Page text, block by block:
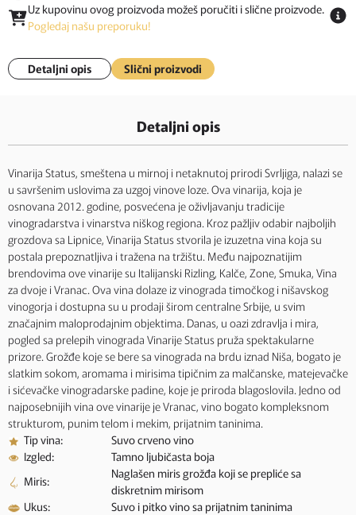
Uz kupovinu ovog proizvoda možeš poručiti i slične proizvode.
Pogledaj našu preporuku!
Detaljni opis Slični proizvodi
Detaljni opis
Vinarija Status, smeštena u mirnoj i netaknutoj prirodi Svrljiga, nalazi se
u savršenim uslovima za uzgoj vinove loze. Ova vinarija, koja je
osnovana 2012. godine, posvećena je oživljavanju tradicije
vinogradarstva i vinarstva niškog regiona. Kroz pažljiv odabir najboljih
grozdova sa Lipnice, Vinarija Status stvorila je izuzetna vina koja su
postala prepoznatljiva i tražena na tržištu. Među najpoznatijim
brendovima ove vinarije su Italijanski Rizling, Kalče, Zone, Smuka, Vina
za dvoje i Vranac. Ova vina dolaze iz vinograda timočkog i nišavskog
vinogorja i dostupna su u prodaji širom centralne Srbije, u svim
značajnim maloprodajnim objektima. Danas, u oazi zdravlja i mira,
pogled sa prelepih vinograda Vinarije Status pruža spektakularne
prizore. Grožđe koje se bere sa vinograda na brdu iznad Niša, bogato je
slatkim sokom, aromama i mirisima tipičnim za malčanske, matejevačke
i sićevačke vinogradarske padine, koje je priroda blagoslovila. Jedno od
najposebnijih vina ove vinarije je Vranac, vino bogato kompleksnom
strukturom, punim telom i mekim, prijatnim taninima.
Tip vina:
Suvo crveno vino
Izgled:
Tamno ljubičasta boja
Miris:
Naglašen miris grožđa koji se prepliće sa
diskretnim mirisom
Ukus:
Suvo i pitko vino sa prijatnim taninima